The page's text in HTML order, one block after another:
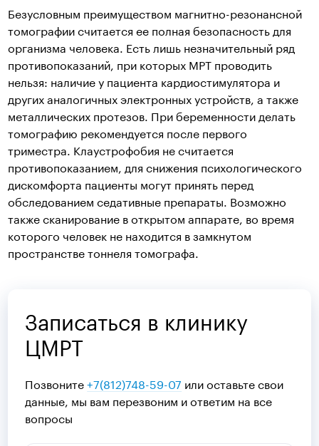
Безусловным преимуществом магнитно-резонансной
томографии считается ее полная безопасность для
организма человека. Есть лишь незначительный ряд
противопоказаний, при которых МРТ проводить
нельзя: наличие у пациента кардиостимулятора и
других аналогичных электронных устройств, а также
металлических протезов. При беременности делать
томографию рекомендуется после первого
триместра. Клаустрофобия не считается
противопоказанием, для снижения психологического
дискомфорта пациенты могут принять перед
обследованием седативные препараты. Возможно
также сканирование в открытом аппарате, во время
которого человек не находится в замкнутом
пространстве тоннеля томографа.
Записаться в клинику
ЦМРТ
Позвоните+7(812)748-59-07 или оставьте свои
данные, мы вам перезвоним и ответим на все
вопросы